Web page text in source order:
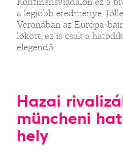
a legjobb eredménye.
Veronában az Európa-
lökött, ez is csak a
elegendő.
Hazai
müncheni
hely